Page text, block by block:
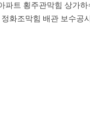
파트 횡주관막힘 상가하
화조막힘 배관 보수공